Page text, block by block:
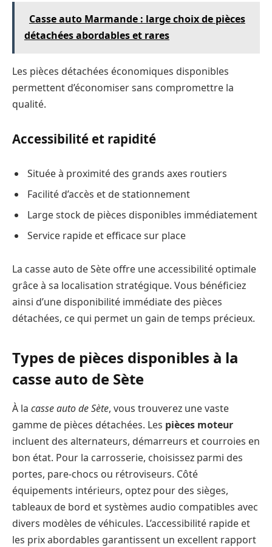
Casse auto Marmande : large choix de pièces
détachées abordables et rares
Les pièces détachées économiques disponibles
permettent d’économiser sans compromettre la
qualité.
Accessibilité et rapidité
Située à proximité des grands axes routiers
Facilité d’accès et de stationnement
Large stock de pièces disponibles immédiatement
Service rapide et efficace sur place
La casse auto de Sète offre une accessibilité optimale
grâce à sa localisation stratégique. Vous bénéficiez
ainsi d’une disponibilité immédiate des pièces
détachées, ce qui permet un gain de temps précieux.
Types de pièces disponibles à la
casse auto de Sète
À la casse auto de Sète, vous trouverez une vaste
gamme de pièces détachées. Les pièces moteur
incluent des alternateurs, démarreurs et courroies en
bon état. Pour la carrosserie, choisissez parmi des
portes, pare-chocs ou rétroviseurs. Côté
équipements intérieurs, optez pour des sièges,
tableaux de bord et systèmes audio compatibles avec
divers modèles de véhicules. L’accessibilité rapide et
les prix abordables garantissent un excellent rapport